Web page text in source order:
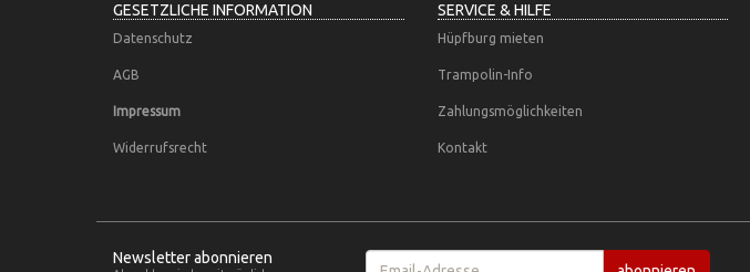
GESETZLICHE INFORMATION
Datenschutz
AGB
Impressum
Widerrufsrecht
SERVICE & HILFE
Hüpfburg mieten
Trampolin-Info
Zahlungsmöglichkeiten
Kontakt
Newsletter abonnieren
Email-